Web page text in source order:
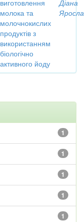
виготовлення
молока та
молочнокислих
продуктів з
використанням
біологічно
активного йоду
Діана
1
1
1
1
1